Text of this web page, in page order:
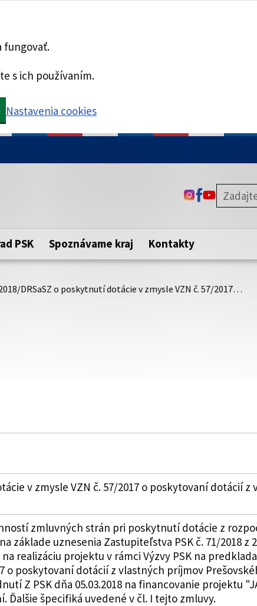
fungovať.
s ich používaním.
Nastavenia cookies
kraja.
Táto stránka je zabezpečená
zabezpečenú webovú stránku.
https:// pred názvom domény webového
ODKAZ SA
ODKAZ SA
ODKAZ SA
PSK Spoznávame kraj Kontakty
DRSaSZ o poskytnutí dotácie v zmysle VZN č. 57/2017…
v zmysle VZN č. 57/2017 o poskytovaní dotácií
zmluvných strán pri poskytnutí dotácie z
základe uznesenia Zastupiteľstva PSK č. 71/2018 z
realizáciu projektu v rámci Výzvy PSK na
o poskytovaní dotácií z vlastných príjmov
Z PSK dňa 05.03.2018 na financovanie projektu
Ďalšie špecifiká uvedené v čl. I tejto zmluvy.